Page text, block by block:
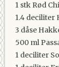
1 stk Rød
1.4 deciliter
3 dåse
500 ml
1 deciliter